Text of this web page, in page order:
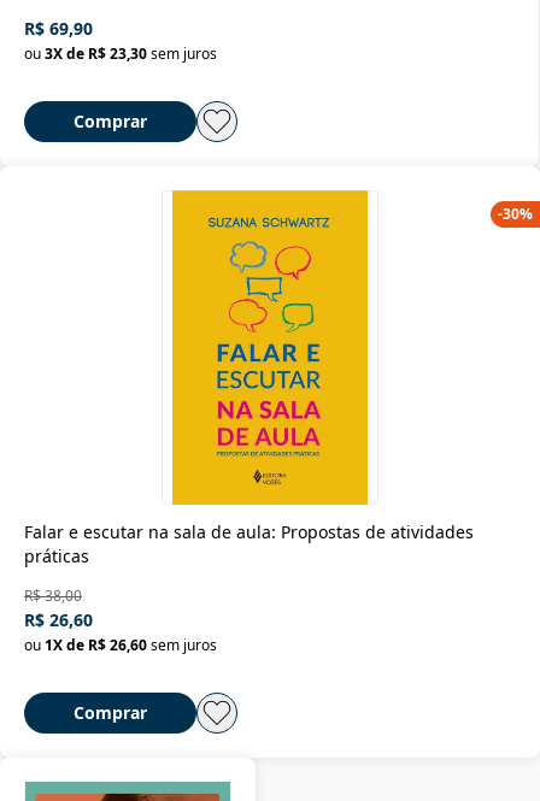
R$ 69,90
ou3X de R$ 23,30sem juros
Comprar
Falar e escutar na sala de aula: Propostas de atividades
práticas
R$ 38,00
R$ 26,60
ou1X de R$ 26,60sem juros
Comprar
-30%